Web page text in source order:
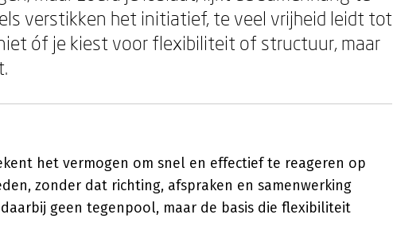
verstikken het initiatief, te veel vrijheid leidt tot
óf je kiest voor flexibiliteit of structuur, maar
het vermogen om snel en effectief te reageren op
zonder dat richting, afspraken en samenwerking
geen tegenpool, maar de basis die flexibiliteit